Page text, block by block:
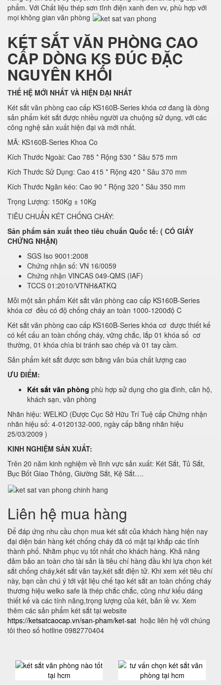
phẩm. Với Chất liệu thép sơn tĩnh điện xanh đen vv, phù hợp với
mọi không gian văn phòng
KÉT SẮT VĂN PHÒNG CAO
CẤP DÒNG KS ĐÚC ĐẶC
NGUYÊN KHỐI
THẾ HỆ MỚI NHẤT VÀ HIỆN ĐẠI NHẤT
Két sắt văn phòng cao cấp KS160B-Series khóa cơ đang là dòng
sản phẩm két sắt được nhiều người ưa chuộng sử dụng, với các
công nghệ sản xuất hiện đại và mới nhất.
MÃ: KS160B-Series Khoa Co
Kích Thước Ngoài: Cao 785 * Rộng 530 * Sâu 575 mm
Kích Thước Sử Dụng: Cao 415 * Rộng 420 * Sâu 370 mm
Kích Thước Ngăn kéo: Cao 90 * Rộng 320 * Sâu 350 mm
Trọng Lượng: 150Kg ± 10Kg
TIÊU CHUẨN KÉT CHỐNG CHÁY:
Sản phẩm sản xuất theo tiêu chuẩn Quốc tế: ( CÓ GIẤY
CHỨNG NHẬN)
SGS Iso 9001:2008
Chứng nhận số: VN 16/0059
Chứng nhận VINCAS 049-QMS (IAF)
TCCS 01:2010/VTNH&ATKQ
Mỗi một sản phẩm Két sắt văn phòng cao cấp KS160B-Series
khóa cơ đều có độ chống cháy an toàn 1000-1200độ C
Két sắt văn phòng cao cấp KS160B-Series khóa cơ được thiết kế
có kết cấu an toàn chống cháy, vững chắc, lắp 01 khóa số cơ
thường, 01 khóa chìa bi tránh sao chép và 01 tay cầm.
Sản phẩm két sắt được sơn bằng vân búa chất lượng cao
ƯU ĐIỂM:
Két sắt văn phòng phù hợp sử dụng cho gia đình, căn hộ,
khách sạn, văn phòng
Nhãn hiệu: WELKO (Được Cục Sở Hữu Trí Tuệ cấp Chứng nhận
nhãn hiệu số: 4-0120132-000, ngày cấp bằng nhãn hiệu
25/03/2009 )
KINH NGHIỆM SẢN XUẤT:
Trên 20 năm kinh nghiệm về lĩnh vực sản xuất: Két Sắt, Tủ Sắt,
Bục Bốt Giao Thông, Giường Sắt, Kệ Sắt….
Liên hệ mua hàng
Để đáp ứng nhu cầu chọn mua két sắt của khách hàng hiện nay
đại diện bán hàng két chống cháy đã có mặt tại khắp các tỉnh
thành phố. Nhằm phục vụ tốt nhất cho khách hàng. Khả năng
đảm bảo an toàn cho tài sản là tiêu chí hàng đầu khi lựa chọn két
sắt chống cháy,két sắt vân tay,két sắt điện tử. Khi xem xét tiêu chí
này, bạn cần chú ý tới vật liệu chế tạo két sắt an toàn chống cháy
thương hiệu welko safe là thép chắc chắc, cũng như kiểu dáng
thiết kế và các tính năng,trọng lượng của két, bản lề vv. Xem
thêm các sản phẩm két sắt tại website
https://ketsatcaocap.vn/san-pham/ket-sat hoặc liên hệ với chúng
tôi theo số hotline 0982770404